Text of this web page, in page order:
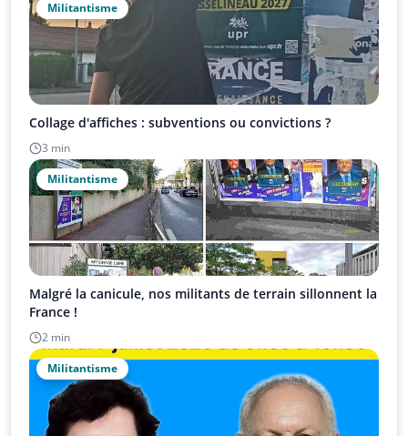
Militantisme
Collage d'affiches : subventions ou convictions ?
3 min
Militantisme
Malgré la canicule, nos militants de terrain sillonnent la
France !
2 min
Militantisme